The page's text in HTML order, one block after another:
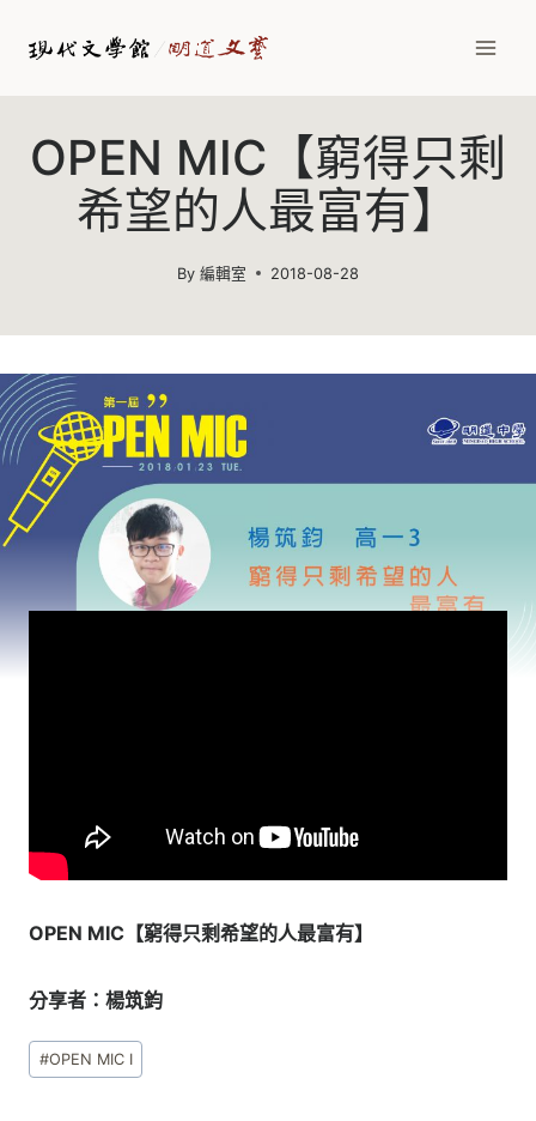
OPEN MIC【窮得只剩
希望的人最富有】
By 編輯室 2018-08-28
OPEN MIC【窮得只剩希望的人最富有】
分享者：楊筑鈞
Post
Tags:
#OPEN MIC I